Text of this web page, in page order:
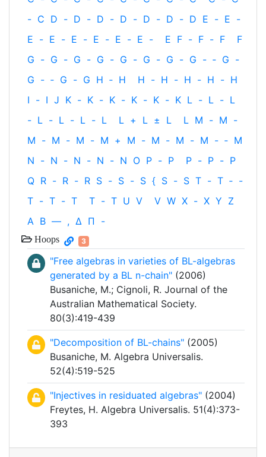
- C D - D - D - D - D - D - D E - E -
E - E - E - E - E - E - E F - F - F
F
G - G - G - G - G - G - G - G - ‐ G -
G - ‐ G - G H ‐ H H - H - H - H - H
I - I J K - K - K - K - K - K L - L - L
- L - L - L - L L + L ± L L M - M -
M - M - M - M + M - M - M - M - ‐ M
N - N - N - N - N O P - P P - P - P
Q R - R - R S - S - S { S - S T - T ‐ -
T - T - T T - T U V V W X - X Y Z
Α Β — , Δ Π -
Hoops 3
"Free algebras in varieties of BL-algebras
generated by a BL n-chain" (2006)
Busaniche, M.; Cignoli, R. Journal of the
Australian Mathematical Society.
80(3):419-439
"Decomposition of BL-chains" (2005)
Busaniche, M. Algebra Universalis.
52(4):519-525
"Injectives in residuated algebras" (2004)
Freytes, H. Algebra Universalis. 51(4):373-
393